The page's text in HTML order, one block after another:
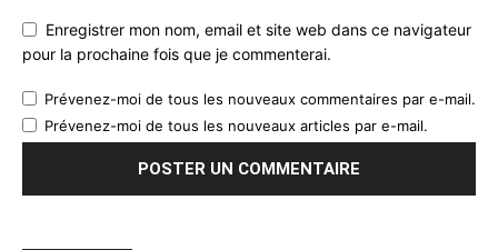
Enregistrer mon nom, email et site web dans ce navigateur
pour la prochaine fois que je commenterai.
Prévenez-moi de tous les nouveaux commentaires par e-mail.
Prévenez-moi de tous les nouveaux articles par e-mail.